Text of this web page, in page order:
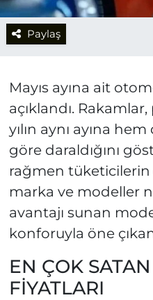
Paylaş
Mayıs ayına ait
açıklandı.
yılın aynı ayına
göre daraldığını
rağmen
marka ve modeller
avantajı sunan
konforuyla öne
EN ÇOK
FİYATLARI